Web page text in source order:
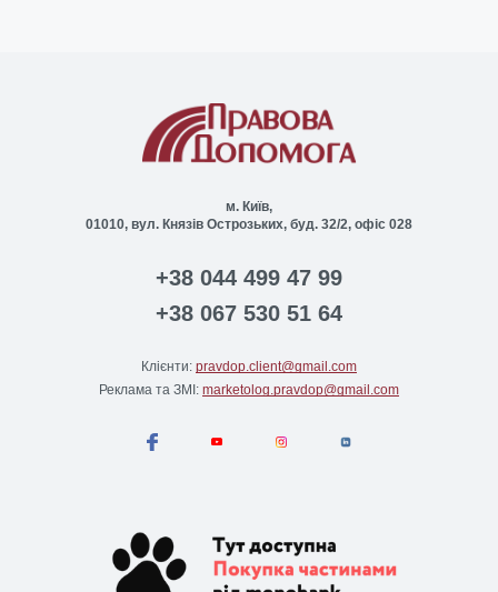
м. Київ,
01010, вул. Князів Острозьких, буд. 32/2, офіс 028
+38 044 499 47 99
+38 067 530 51 64
Клієнти: pravdop.client@gmail.com
Реклама та ЗМІ: marketolog.pravdop@gmail.com